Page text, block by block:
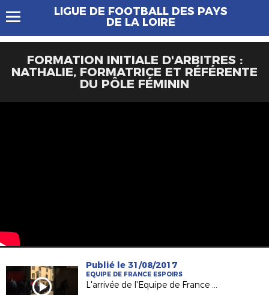
LIGUE DE FOOTBALL DES PAYS
DE LA LOIRE
FORMATION INITIALE D'ARBITRES :
NATHALIE, FORMATRICE ET RÉFÉRENTE
DU PÔLE FÉMININ
Publié le 31/08/2017
EQUIPE DE FRANCE ESPOIRS
L'arrivée de l'Equipe de France Espoirs à Laval !